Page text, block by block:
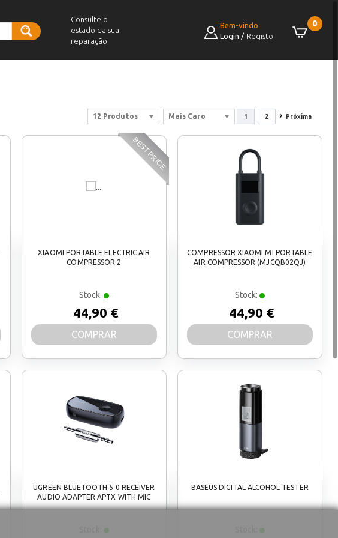
Consulte o
estado da sua
reparação
0
Bem-vindo
Login / Registo
1 2 Próxima
Mais Caro
12 Produtos
BEST PRICE
XIAOMI PORTABLE ELECTRIC AIR
COMPRESSOR 2
Stock:
44,90 €
COMPRAR
COMPRESSOR XIAOMI MI PORTABLE
AIR COMPRESSOR (MJCQB02QJ)
Stock:
44,90 €
COMPRAR
UGREEN BLUETOOTH 5.0 RECEIVER
AUDIO ADAPTER APTX WITH MIC
BASEUS DIGITAL ALCOHOL TESTER